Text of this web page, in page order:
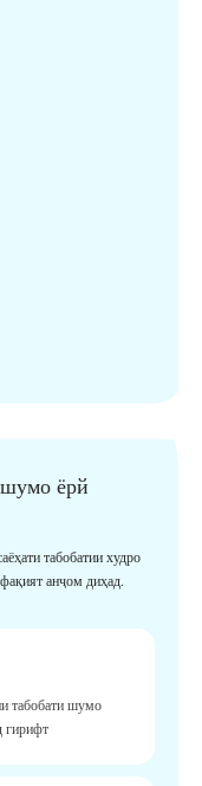
ёрй
табобатии худро
анҷом диҳад.
табобати шумо
гирифт